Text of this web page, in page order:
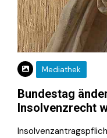
Mediathek
Bundestag
Insolvenzrecht